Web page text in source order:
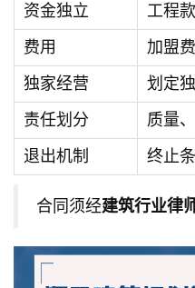
资金独立
工程
费用
加盟
独家经营
划定
责任划分
质量
退出机制
终止
合同须经建筑行业律